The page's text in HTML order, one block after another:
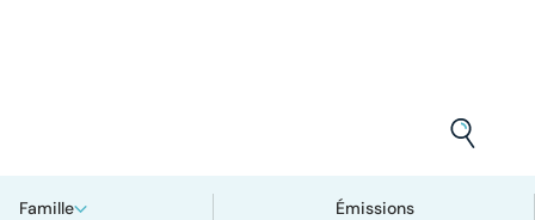
Famille Émissions